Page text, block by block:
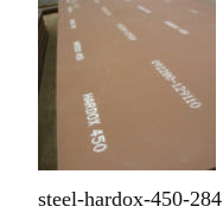
steel-hardox-450-284